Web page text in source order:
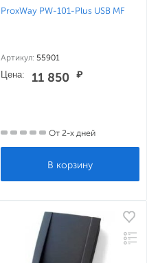
ProxWay PW-101-Plus USB MF
Артикул: 55901
Цена: 11 850 ₽
От 2-х дней